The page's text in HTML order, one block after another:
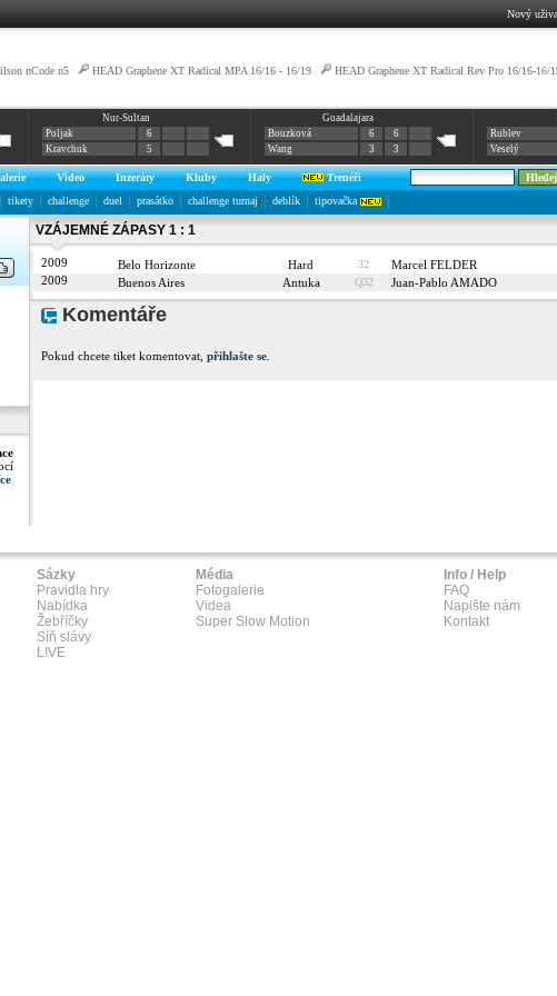
Nový
nCode n5 HEAD Graphene XT Radical MPA 16/16 - 16/19 HEAD Graphene XT Radical Rev Pro 16/16-16/
Nur-Sultan
Poljak
6
Kravchuk
5
Guadalajara
Bouzková
6
6
Wang
3 3
Rublev
Veselý
Video Inzeráty Kluby Haly
Trenéři
tikety challenge duel prasátko challenge turnaj deblík tipovačka
VZÁJEMNÉ ZÁPASY 1 : 1
2009 Belo Horizonte Hard 32 Marcel FELDER
2009
Buenos Aires Antuka Q32 Juan-Pablo AMADO
Komentáře
Pokud chcete tiket komentovat, přihlašte se
Sázky
Pravidla hry
Nabídka
Žebříčky
Síň slávy
L!VE
Média
Fotogalerie
Videa
Super Slow Motion
Info / Help
FAQ
Napište nám
Kontakt